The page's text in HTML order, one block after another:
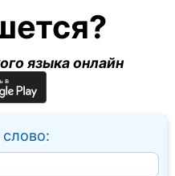
языка онлайн
слово: